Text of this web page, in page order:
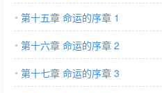
第十五章 命运的序章 1
第十六章 命运的序章 2
第十七章 命运的序章 3